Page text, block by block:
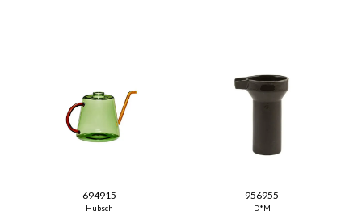
694915
Hubsch
956955
D*M